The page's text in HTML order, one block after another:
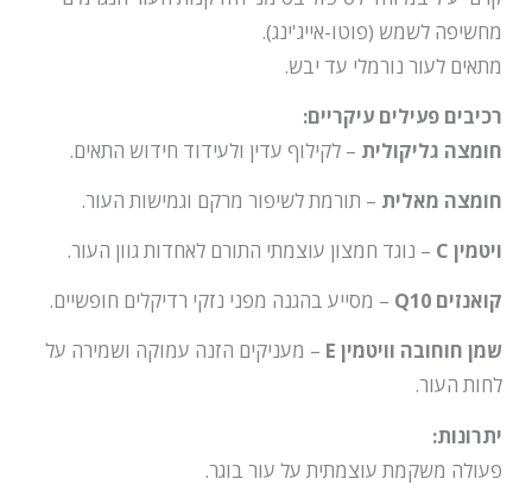
מחשיפה לשמש (פוטו-אייג'ינג).
מתאים לעור נורמלי עד יבש.
רכיבים פעילים עיקריים:
חומצה גליקולית – לקילוף עדין ולעידוד חידוש התאים.
חומצה מאלית – תורמת לשיפור מרקם וגמישות העור.
ויטמין C
– נוגד חמצון עוצמתי התורם לאחדות גוון העור.
קואנזים Q10
– מסייע בהגנה מפני נזקי רדיקלים חופשיים.
שמן חוחובה וויטמין E
– מעניקים הזנה עמוקה ושמירה על
לחות העור.
יתרונות:
פעולה משקמת עוצמתית על עור בוגר.